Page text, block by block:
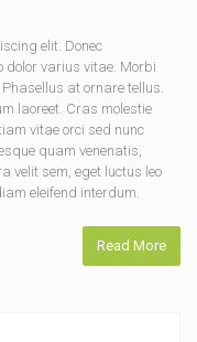
elit. Donec
dolor varius vitae. Morbi
at ornare tellus.
laoreet. Cras molestie
vitae orci sed nunc
quam venenatis,
velit sem, eget luctus leo
eleifend interdum.
Read More